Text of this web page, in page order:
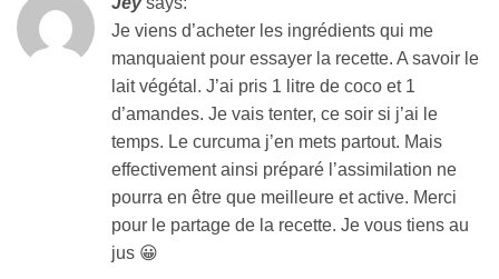
Je viens d’acheter les ingrédients qui me
manquaient pour essayer la recette. A savoir le
lait végétal. J’ai pris 1 litre de coco et 1
d’amandes. Je vais tenter, ce soir si j’ai le
temps. Le curcuma j’en mets partout. Mais
effectivement ainsi préparé l’assimilation ne
pourra en être que meilleure et active. Merci
pour le partage de la recette. Je vous tiens au
jus 😀